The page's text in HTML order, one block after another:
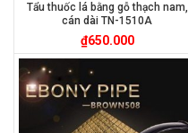
Tẩu thuốc lá bằng gỗ thạch nam,
cán dài TN-1510A
₫650.000